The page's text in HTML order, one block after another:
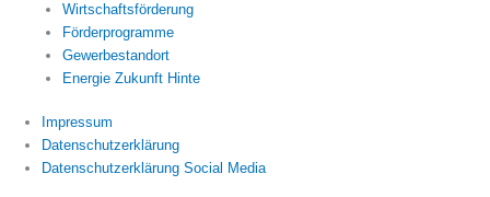
Wirtschaftsförderung
Förderprogramme
Gewerbestandort
Energie Zukunft Hinte
Impressum
Datenschutzerklärung
Datenschutzerklärung Social Media